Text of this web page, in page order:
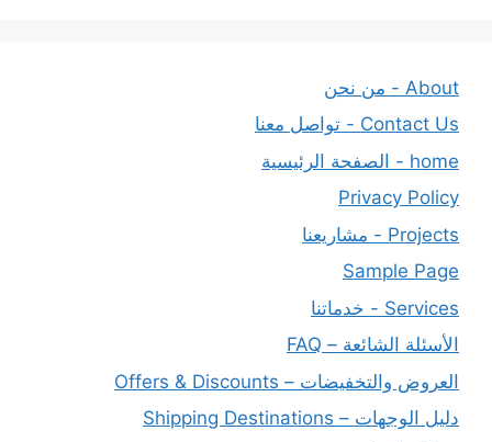
About - من نحن
Contact Us - تواصل معنا
home - الصفحة الرئيسية
Privacy Policy
Projects - مشاريعنا
Sample Page
Services - خدماتنا
الأسئلة الشائعة – FAQ
العروض والتخفيضات – Offers & Discounts
دليل الوجهات – Shipping Destinations